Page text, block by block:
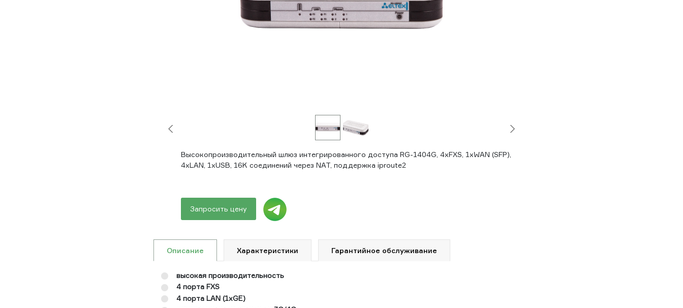
Высокопроизводительный шлюз интегрированного доступа RG-1404G, 4xFXS, 1xWAN (SFP),
4xLAN, 1xUSB, 16K соединений через NAT, поддержка iproute2
Запросить цену
Описание Характеристики Гарантийное обслуживание
высокая производительность
4 порта FXS
4 порта LAN (1xGE)